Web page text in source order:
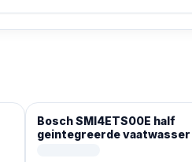
Bosch SMI4ETS00E half
geintegreerde vaatwasser |